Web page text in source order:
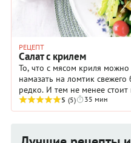
РЕЦЕПТ
Салат с крилем
То, что с мясом криля можно
намазать на ломтик свежего
редко. И тем не менее стоит
5 (5) 35 мин